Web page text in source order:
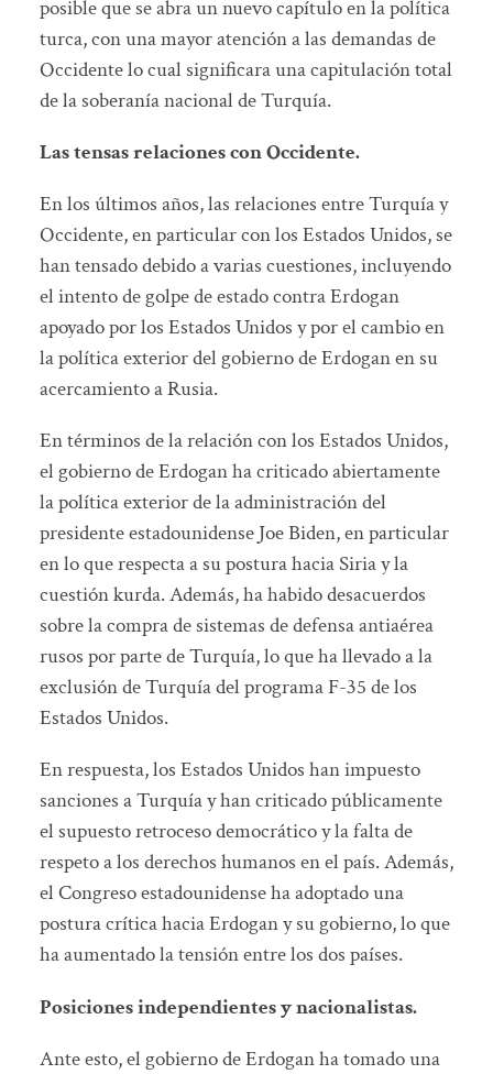
posible que se abra un nuevo capítulo en la política
turca, con una mayor atención a las demandas de
Occidente lo cual significara una capitulación total
de la soberanía nacional de Turquía.
Las tensas relaciones con Occidente.
En los últimos años, las relaciones entre Turquía y
Occidente, en particular con los Estados Unidos, se
han tensado debido a varias cuestiones, incluyendo
el intento de golpe de estado contra Erdogan
apoyado por los Estados Unidos y por el cambio en
la política exterior del gobierno de Erdogan en su
acercamiento a Rusia.
En términos de la relación con los Estados Unidos,
el gobierno de Erdogan ha criticado abiertamente
la política exterior de la administración del
presidente estadounidense Joe Biden, en particular
en lo que respecta a su postura hacia Siria y la
cuestión kurda. Además, ha habido desacuerdos
sobre la compra de sistemas de defensa antiaérea
rusos por parte de Turquía, lo que ha llevado a la
exclusión de Turquía del programa F-35 de los
Estados Unidos.
En respuesta, los Estados Unidos han impuesto
sanciones a Turquía y han criticado públicamente
el supuesto retroceso democrático y la falta de
respeto a los derechos humanos en el país. Además,
el Congreso estadounidense ha adoptado una
postura crítica hacia Erdogan y su gobierno, lo que
ha aumentado la tensión entre los dos países.
Posiciones independientes y nacionalistas.
Ante esto, el gobierno de Erdogan ha tomado una